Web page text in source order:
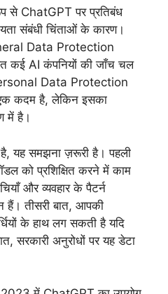
से ChatGPT पर प्रतिबंध
संबंधी चिंताओं के कारण।
Data Protection
कई AI कंपनियों की जाँच चल
Data Protection
कदम है, लेकिन इसका
में है।
यह समझना ज़रूरी है। पहली
को प्रशिक्षित करने में काम
और व्यवहार के पैटर्न
हैं। तीसरी बात, आपकी
के हाथ लग सकती है यदि
सरकारी अनुरोधों पर यह डेटा